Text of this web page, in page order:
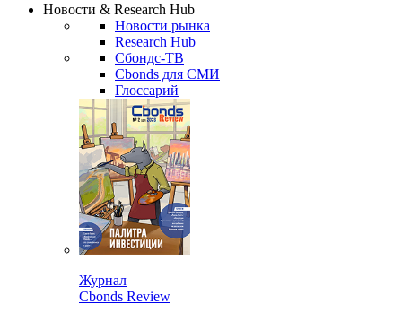
Новости & Research Hub
Новости рынка
Research Hub
Сбондс-ТВ
Cbonds для СМИ
Глоссарий
Журнал
Cbonds Review